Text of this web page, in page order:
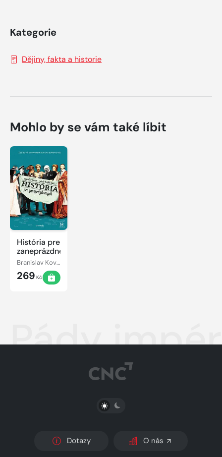
Kategorie
Dějiny, fakta a historie
Mohlo by se vám také líbit
História pre
zaneprázdnených
Branislav Kovár, Jakub Drábik
269 Kč
Pády
PŘEPNOUT SVĚTLÝ/TMAVÝ REŽIM
Dotazy O nás